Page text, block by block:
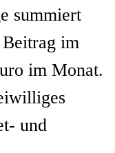
summiert
Beitrag im
im Monat.
und